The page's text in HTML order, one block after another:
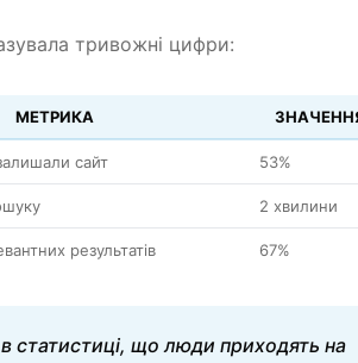
тривожні цифри:
МЕТРИКА
сайт 53%
2 хвилини
результатів 67%
статистиці, що люди приходять на